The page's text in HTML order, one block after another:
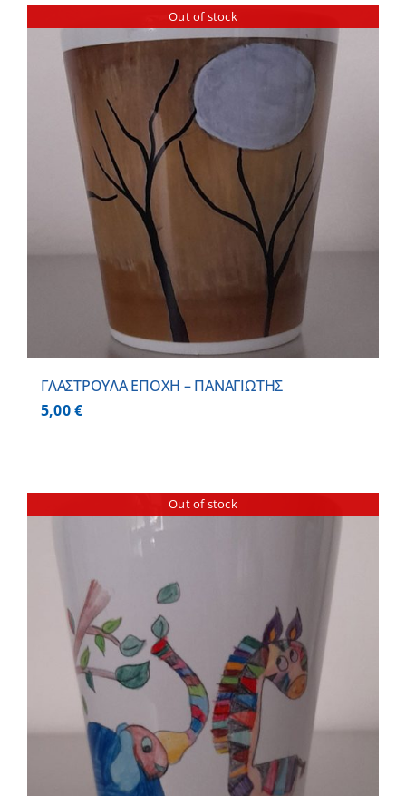
Out of stock
ΓΛΑΣΤΡΟΥΛΑ ΕΠΟΧΗ – ΠΑΝΑΓΙΩΤΗΣ
5,00€
Out of stock